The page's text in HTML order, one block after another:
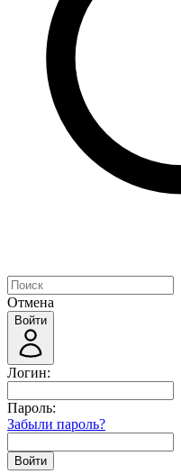
Отмена
Войти
Логин:
Пароль:
Забыли пароль?
Войти